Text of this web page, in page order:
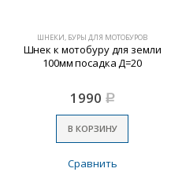
ШНЕКИ, БУРЫ ДЛЯ МОТОБУРОВ
Шнек к мотобуру для земли
100мм посадка Д=20
1990 Р
В КОРЗИНУ
Сравнить